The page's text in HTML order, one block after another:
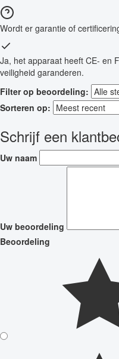
Wordt er garantie of
Ja, het apparaat heeft CE- en
veiligheid garanderen.
Filter op beoordeling:
Sorteren op:
Schrijf een
Uw naam
Uw beoordeling
Beoordeling